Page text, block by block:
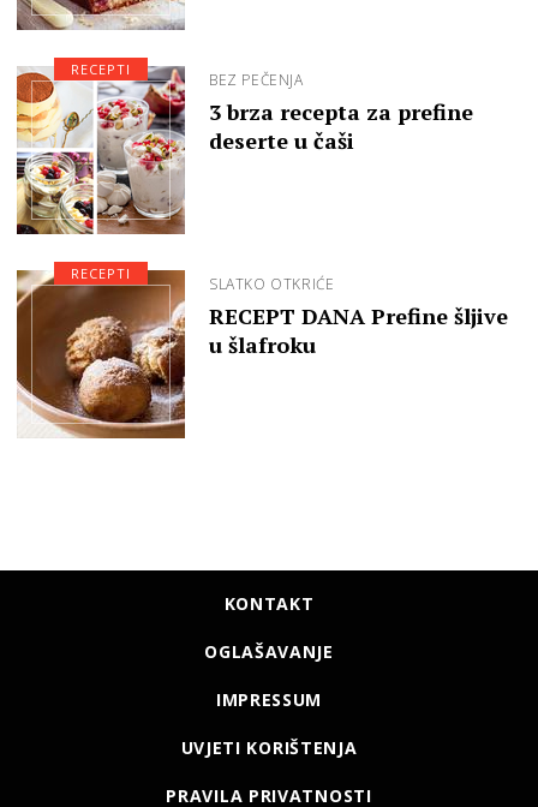
BEZ PEČENJA
3 brza recepta za prefine
deserte u čaši
RECEPTI
SLATKO OTKRIĆE
RECEPT DANA Prefine šljive
u šlafroku
RECEPTI
KONTAKT
OGLAŠAVANJE
IMPRESSUM
UVJETI KORIŠTENJA
PRAVILA PRIVATNOSTI